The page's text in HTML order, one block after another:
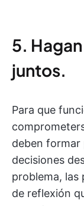
5.
juntos.
Para que
deben formar
decisiones
problema, las
de reflexión